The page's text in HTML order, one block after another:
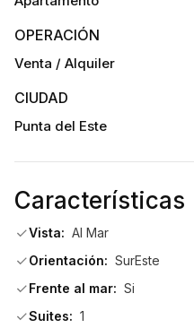
unidad de encargado y
y está distribuida en 3
uno de ellos con
ofreciendo una experiencia
OPERACIÓN
Venta / Alquiler
CIUDAD
Punta del Este
Características
Vista: Al Mar
Orientación: SurEste
Frente al mar: Si
Suites: 1